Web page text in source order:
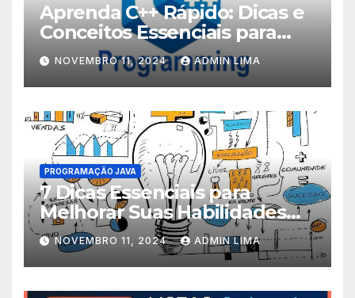
Aprenda C++ Rápido: Dicas e
Conceitos Essenciais para
Iniciantes!
NOVEMBRO 11, 2024 ADMIN LIMA
PROGRAMAÇÃO JAVA
7 Dicas Essenciais para
Melhorar Suas Habilidades
em Programação Java!
NOVEMBRO 11, 2024 ADMIN LIMA